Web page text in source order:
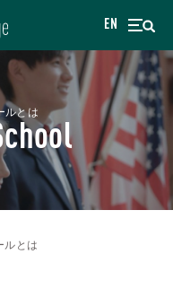
EN
ルとは
ルとは